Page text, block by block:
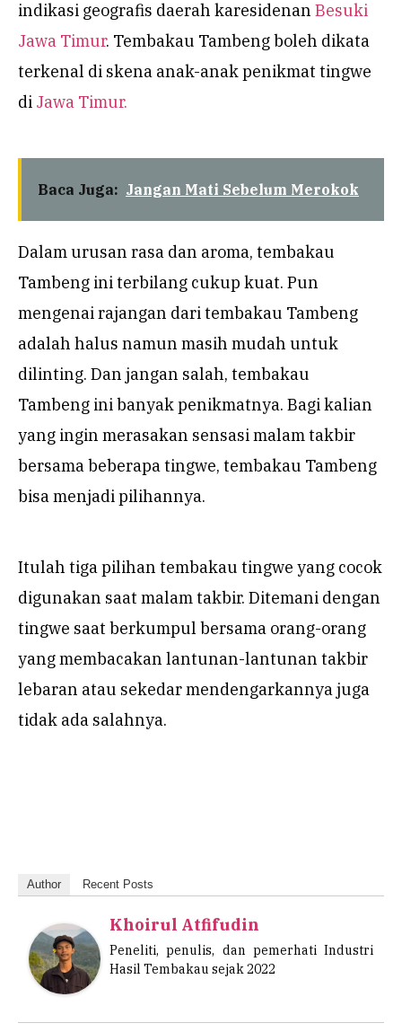
indikasi geografis daerah karesidenan Besuki
Jawa Timur. Tembakau Tambeng boleh dikata
terkenal di skena anak-anak penikmat tingwe
di Jawa Timur.
Baca Juga: Jangan Mati Sebelum Merokok
Dalam urusan rasa dan aroma, tembakau
Tambeng ini terbilang cukup kuat. Pun
mengenai rajangan dari tembakau Tambeng
adalah halus namun masih mudah untuk
dilinting. Dan jangan salah, tembakau
Tambeng ini banyak penikmatnya. Bagi kalian
yang ingin merasakan sensasi malam takbir
bersama beberapa tingwe, tembakau Tambeng
bisa menjadi pilihannya.
Itulah tiga pilihan tembakau tingwe yang cocok
digunakan saat malam takbir. Ditemani dengan
tingwe saat berkumpul bersama orang-orang
yang membacakan lantunan-lantunan takbir
lebaran atau sekedar mendengarkannya juga
tidak ada salahnya.
Author Recent Posts
Khoirul Atfifudin
Peneliti, penulis, dan pemerhati Industri
Hasil Tembakau sejak 2022